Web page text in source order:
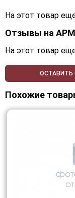
На этот товар
Отзывы на
На этот товар
ОСТАВИТЬ
Похожие